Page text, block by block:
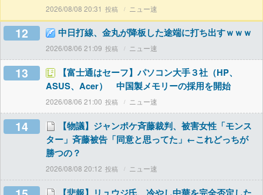
2026/08/08 20:31 ニュー速
12 中日打線、金丸が降板した途端に打ち出すｗｗｗ
2026/08/06 21:09 ニュー速
13
【富士通はセーフ】パソコン大手３社（HP、
ASUS、Acer） 中国製メモリーの採用を開始
2026/08/06 21:00 ニュー速
14
【物議】ジャンポケ斉藤裁判、被害女性「モンス
ター」斉藤被告「同意と思ってた」←これどっちが
勝つの？
2026/08/08 20:12 ニュー速